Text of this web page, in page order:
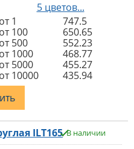
5 цветов...
от 1
747.5
от 100
650.65
от 500
552.23
от 1000
468.77
от 5000
455.27
от 10000
435.94
ILT165 В наличии